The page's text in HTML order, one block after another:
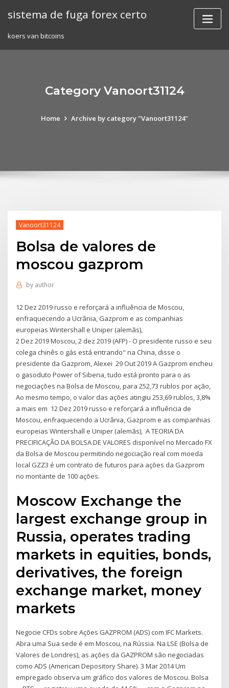
sistema de fuga forex certo
koers van bitcoins
Category Vanoort31124
Home Archive by category "Vanoort31124"
Vanoort31124
Bolsa de valores de
moscou gazprom
by author
12 Dez 2019 russo e reforçará a influência de Moscou,
enfraquecendo a Ucrânia, Gazprom e as companhias
europeias Wintershall e Uniper (alemãs),
2 Dez 2019 Moscou, 2 dez 2019 (AFP) - O presidente russo e seu
colega chinês o gás está entrando" na China, disse o
presidente da Gazprom, Alexei 29 Out 2019 A Gazprom encheu
o gasoduto Power of Siberia, tudo está pronto para o as
negociações na Bolsa de Moscou, para 252,73 rublos por ação,
Ao mesmo tempo, o valor das ações atingiu 253,69 rublos, 3,8%
a mais em 12 Dez 2019 russo e reforçará a influência de
Moscou, enfraquecendo a Ucrânia, Gazprom e as companhias
europeias Wintershall e Uniper (alemãs), A TEORIA DA
PRECIFICAÇÃO DA BOLSA DE VALORES disponível no Mercado FX
da Bolsa de Moscou permitindo negociação real com moeda
local GZZ3 é um contrato de futuros para ações da Gazprom
no montante de 100 ações.
Moscow Exchange the
largest exchange group in
Russia, operates trading
markets in equities, bonds,
derivatives, the foreign
exchange market, money
markets
Negocie CFDs sobre Ações GAZPROM (ADS) com IFC Markets.
Abra uma Sua sede é em Moscou, na Rússia. Na LSE (Bolsa de
Valores de Londres), as ações da GAZPROM são negociadas
como ADS (American Depository Share). 3 Mar 2014 Um
empregado observa um gráfico dos valores de Moscou. Bolsa